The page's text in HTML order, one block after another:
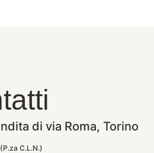
di via Roma, Torino
C.L.N.)